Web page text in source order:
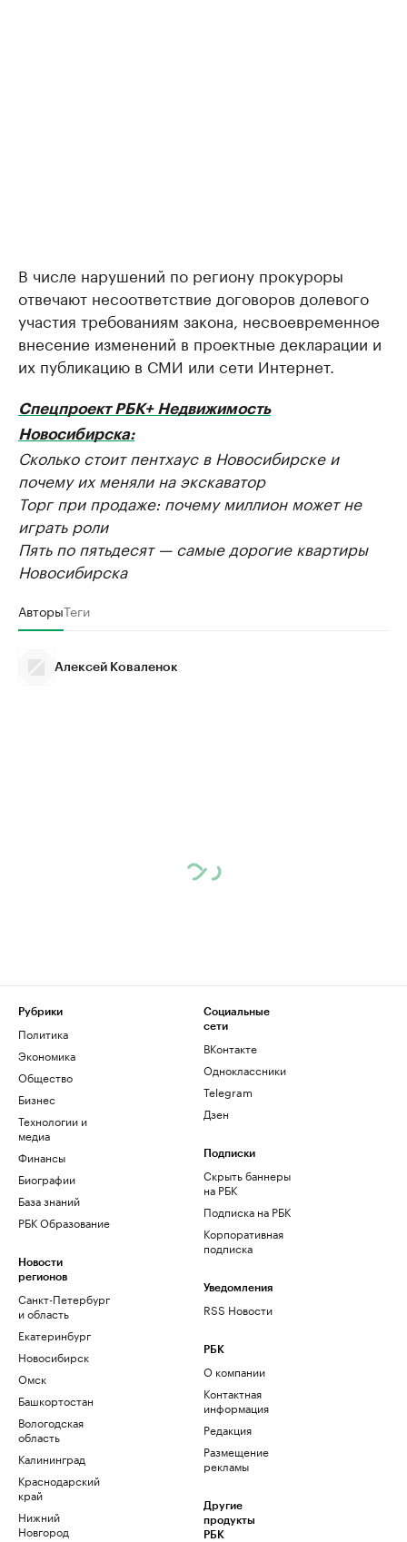
В числе нарушений по региону прокуроры
отвечают несоответствие договоров долевого
участия требованиям закона, несвоевременное
внесение изменений в проектные декларации и
их публикацию в СМИ или сети Интернет.
Спецпроект РБК+ Недвижимость
Новосибирска:
Сколько стоит пентхаус в Новосибирске и
почему их меняли на экскаватор
Торг при продаже: почему миллион может не
играть роли
Пять по пятьдесят — самые дорогие квартиры
Новосибирска
АвторыТеги
Алексей Коваленок
Рубрики
Политика
Экономика
Общество
Бизнес
Технологии и
медиа
Финансы
Биографии
База знаний
РБК Образование
Новости
регионов
Санкт-Петербург
и область
Екатеринбург
Новосибирск
Омск
Башкортостан
Вологодская
область
Калининград
Краснодарский
край
Нижний
Новгород
Социальные
сети
ВКонтакте
Одноклассники
Telegram
Дзен
Подписки
Скрыть баннеры
на РБК
Подписка на РБК
Корпоративная
подписка
Уведомления
RSS Новости
РБК
О компании
Контактная
информация
Редакция
Размещение
рекламы
Другие
продукты
РБК